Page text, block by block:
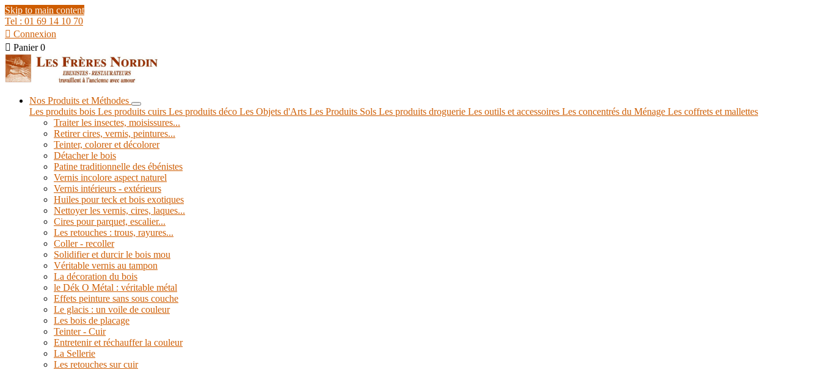
Skip to main content
Tel : 01 69 14 10 70
 Connexion
 Panier 0
Nos Produits et Méthodes
Les produits bois Les produits cuirs Les produits déco Les Objets d'Arts Les Produits Sols Les produits droguerie Les outils et accessoires Les concentrés du Ménage Les coffrets et mallettes
Traiter les insectes, moisissures...
Retirer cires, vernis, peintures...
Teinter, colorer et décolorer
Détacher le bois
Patine traditionnelle des ébénistes
Vernis incolore aspect naturel
Vernis intérieurs - extérieurs
Huiles pour teck et bois exotiques
Nettoyer les vernis, cires, laques...
Cires pour parquet, escalier...
Les retouches : trous, rayures...
Coller - recoller
Solidifier et durcir le bois mou
Véritable vernis au tampon
La décoration du bois
le Dék O Métal : véritable métal
Effets peinture sans sous couche
Le glacis : un voile de couleur
Les bois de placage
Teinter - Cuir
Entretenir et réchauffer la couleur
La Sellerie
Les retouches sur cuir